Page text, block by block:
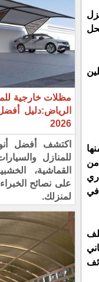
مظلات خارجية
الرياض:دليل
2026
اكتشف أفضل
للمنازل
القماشية،
على نصائح الخبراء
لمنزلك.